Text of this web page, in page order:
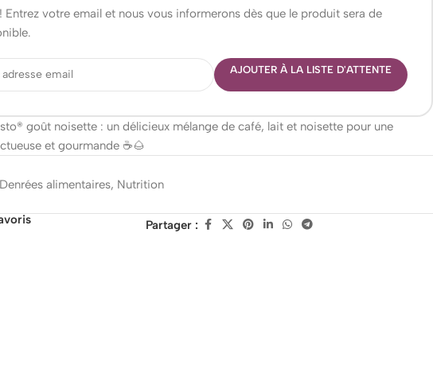
Entrez votre email et nous vous informerons dès que le produit sera de
AJOUTER À LA LISTE D'ATTENTE
goût noisette : un délicieux mélange de café, lait et noisette pour une
et gourmande ☕🌰
Denrées alimentaires, Nutrition
Partager :